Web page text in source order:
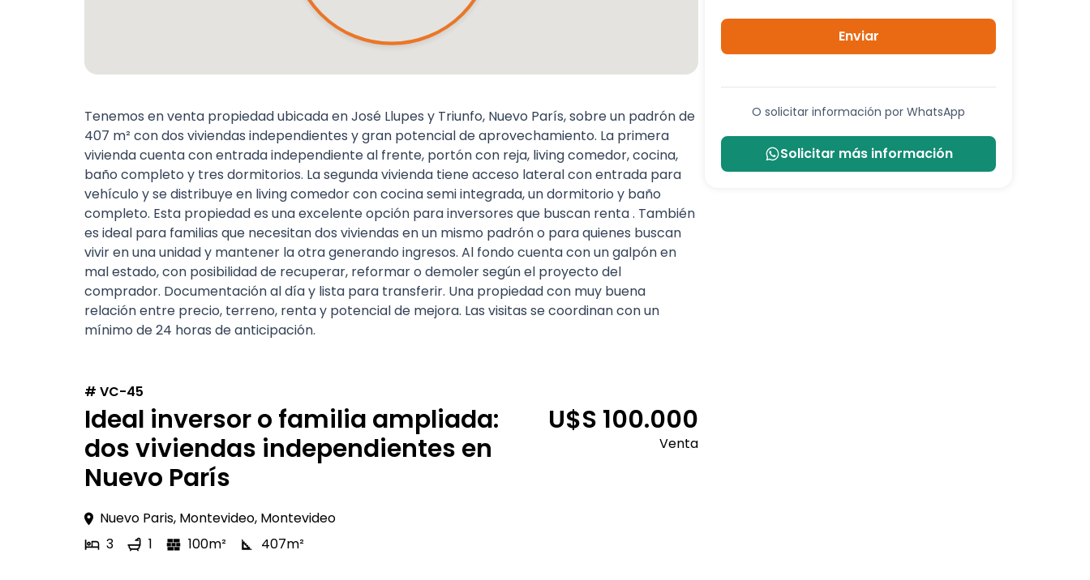
Tenemos en venta propiedad ubicada en José Llupes y Triunfo, Nuevo París, sobre un padrón de
407 m² con dos viviendas independientes y gran potencial de aprovechamiento. La primera
vivienda cuenta con entrada independiente al frente, portón con reja, living comedor, cocina,
baño completo y tres dormitorios. La segunda vivienda tiene acceso lateral con entrada para
vehículo y se distribuye en living comedor con cocina semi integrada, un dormitorio y baño
completo. Esta propiedad es una excelente opción para inversores que buscan renta . También
es ideal para familias que necesitan dos viviendas en un mismo padrón o para quienes buscan
vivir en una unidad y mantener la otra generando ingresos. Al fondo cuenta con un galpón en
mal estado, con posibilidad de recuperar, reformar o demoler según el proyecto del
comprador. Documentación al día y lista para transferir. Una propiedad con muy buena
relación entre precio, terreno, renta y potencial de mejora. Las visitas se coordinan con un
mínimo de 24 horas de anticipación.
# VC-45
Ideal inversor o familia ampliada:
dos viviendas independientes en
Nuevo París
Nuevo Paris, Montevideo, Montevideo
3
1 100m² 407m²
U$S 100.000
Venta
Enviar
O solicitar información por WhatsApp
Solicitar más información